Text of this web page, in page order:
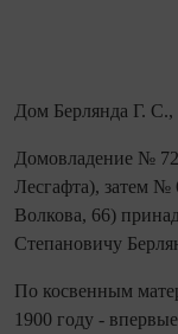
Дом Берлянда Г.
Домовладение №
Лесгафта), затем №
Волкова, 66)
Степановичу
По косвенным
1900 году -